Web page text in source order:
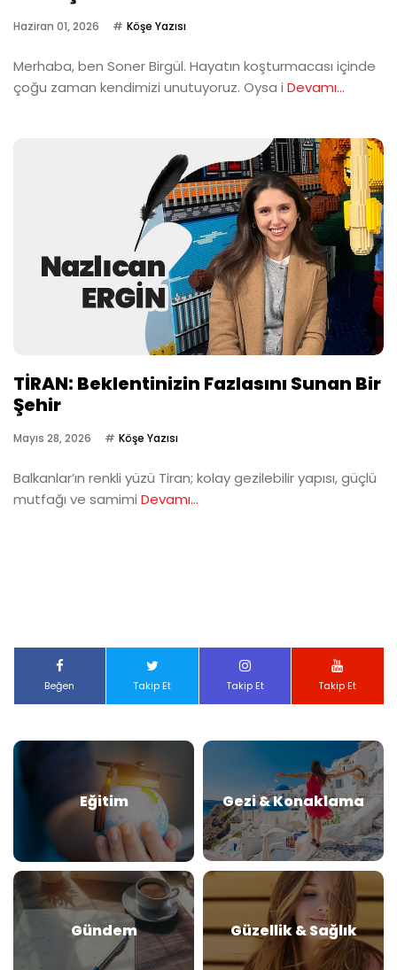
Haziran 01, 2026 Köşe Yazısı
Merhaba, ben Soner Birgül. Hayatın koşturmacası içinde
çoğu zaman kendimizi unutuyoruz. Oysa i Devamı...
TİRAN: Beklentinizin Fazlasını Sunan Bir
Şehir
Mayıs 28, 2026 Köşe Yazısı
Balkanlar’ın renkli yüzü Tiran; kolay gezilebilir yapısı, güçlü
mutfağı ve samimi Devamı...
Beğen Takip Et Takip Et Takip Et
Eğitim Gezi & Konaklama
Gündem Güzellik & Sağlık